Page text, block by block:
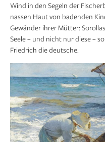
Wind in den Segeln der
nassen Haut von badenden
Gewänder ihrer Mütter:
Seele – und nicht nur diese –
Friedrich die deutsche.